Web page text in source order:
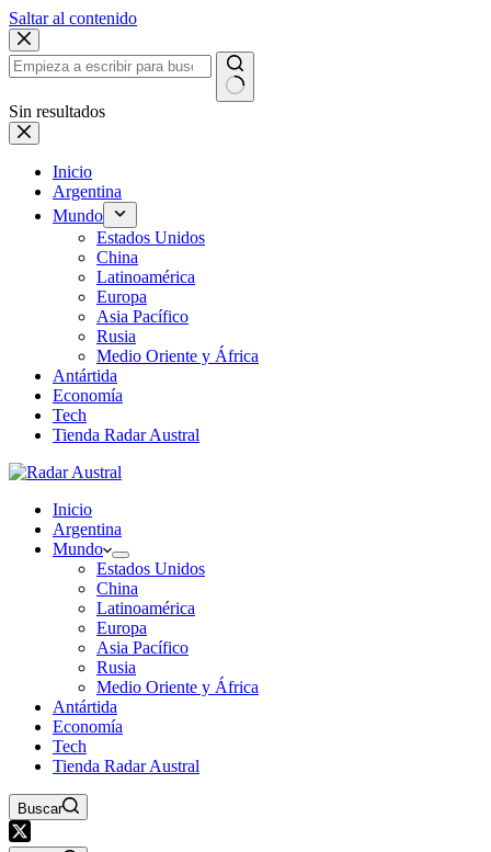
Saltar al contenido
Sin resultados
Inicio
Argentina
Mundo
Estados Unidos
China
Latinoamérica
Europa
Asia Pacífico
Rusia
Medio Oriente y África
Antártida
Economía
Tech
Tienda Radar Austral
Inicio
Argentina
Mundo
Estados Unidos
China
Latinoamérica
Europa
Asia Pacífico
Rusia
Medio Oriente y África
Antártida
Economía
Tech
Tienda Radar Austral
Buscar